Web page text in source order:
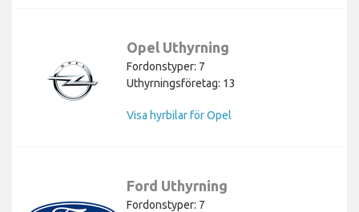
Opel Uthyrning
Fordonstyper: 7
Uthyrningsföretag: 13
Visa hyrbilar för Opel
Ford Uthyrning
Fordonstyper: 7